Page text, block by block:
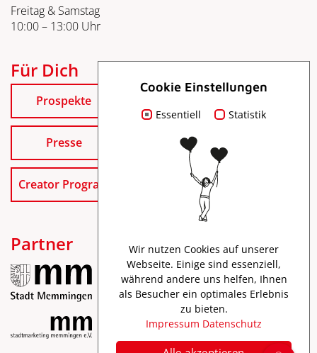
Freitag & Samstag
10:00 – 13:00 Uhr
Für Dich
Prospekte
Presse
Creator Program
Partner
Cookie Einstellungen
Essentiell Statistik
Wir nutzen Cookies auf unserer
Webseite. Einige sind essenziell,
während andere uns helfen, Ihnen
als Besucher ein optimales Erlebnis
zu bieten.
Impressum Datenschutz